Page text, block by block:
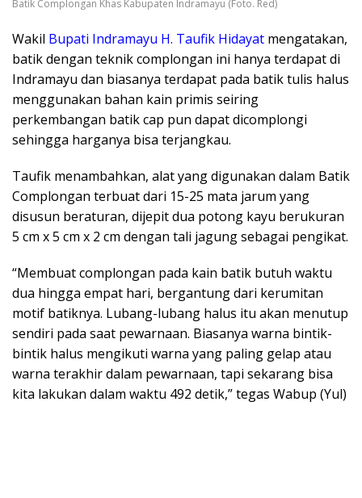
Batik Complongan Khas Kabupaten Indramayu (Foto. Red)
Wakil Bupati Indramayu H. Taufik Hidayat mengatakan,
batik dengan teknik complongan ini hanya terdapat di
Indramayu dan biasanya terdapat pada batik tulis halus
menggunakan bahan kain primis seiring
perkembangan batik cap pun dapat dicomplongi
sehingga harganya bisa terjangkau.
Taufik menambahkan, alat yang digunakan dalam Batik
Complongan terbuat dari 15-25 mata jarum yang
disusun beraturan, dijepit dua potong kayu berukuran
5 cm x 5 cm x 2 cm dengan tali jagung sebagai pengikat.
“Membuat complongan pada kain batik butuh waktu
dua hingga empat hari, bergantung dari kerumitan
motif batiknya. Lubang-lubang halus itu akan menutup
sendiri pada saat pewarnaan. Biasanya warna bintik-
bintik halus mengikuti warna yang paling gelap atau
warna terakhir dalam pewarnaan, tapi sekarang bisa
kita lakukan dalam waktu 492 detik,” tegas Wabup (Yul)